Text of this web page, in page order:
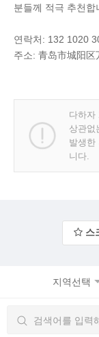
분들께 적극 추천합
연락처: 132 1020
주소: 青岛市城阳区
다하자
상관없
발생한
니다.
스
지역선택